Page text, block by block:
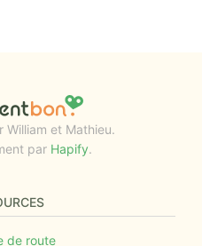
et Mathieu.
par Hapify.
de route